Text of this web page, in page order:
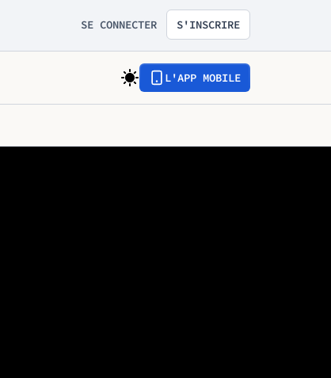
SE CONNECTER S'INSCRIRE
L'APP MOBILE